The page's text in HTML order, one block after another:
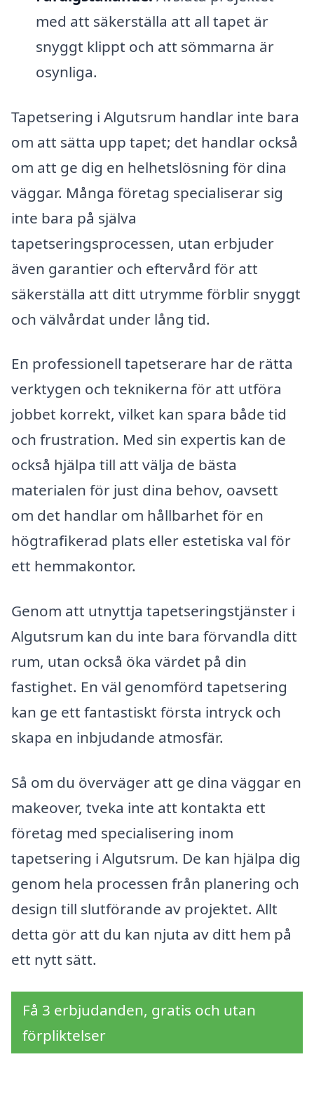
med att säkerställa att all tapet är
snyggt klippt och att sömmarna är
osynliga.
Tapetsering i Algutsrum handlar inte bara
om att sätta upp tapet; det handlar också
om att ge dig en helhetslösning för dina
väggar. Många företag specialiserar sig
inte bara på själva
tapetseringsprocessen, utan erbjuder
även garantier och eftervård för att
säkerställa att ditt utrymme förblir snyggt
och välvårdat under lång tid.
En professionell tapetserare har de rätta
verktygen och teknikerna för att utföra
jobbet korrekt, vilket kan spara både tid
och frustration. Med sin expertis kan de
också hjälpa till att välja de bästa
materialen för just dina behov, oavsett
om det handlar om hållbarhet för en
högtrafikerad plats eller estetiska val för
ett hemmakontor.
Genom att utnyttja tapetseringstjänster i
Algutsrum kan du inte bara förvandla ditt
rum, utan också öka värdet på din
fastighet. En väl genomförd tapetsering
kan ge ett fantastiskt första intryck och
skapa en inbjudande atmosfär.
Så om du överväger att ge dina väggar en
makeover, tveka inte att kontakta ett
företag med specialisering inom
tapetsering i Algutsrum. De kan hjälpa dig
genom hela processen från planering och
design till slutförande av projektet. Allt
detta gör att du kan njuta av ditt hem på
ett nytt sätt.
Få 3 erbjudanden, gratis och utan
förpliktelser